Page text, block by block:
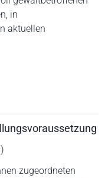
in
aktuellen
zugeordneten